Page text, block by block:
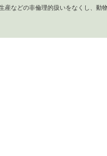
産などの非倫理的扱いをなくし、